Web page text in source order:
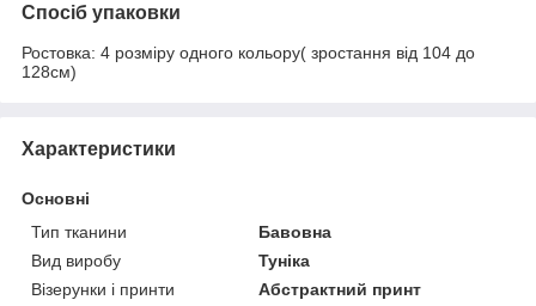
Спосіб упаковки
Ростовка: 4 розміру одного кольору( зростання від 104 до
128см)
Характеристики
Основні
Тип тканини
Бавовна
Вид виробу
Туніка
Візерунки і принти
Абстрактний принт